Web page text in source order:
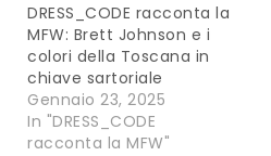
DRESS_CODE racconta la
MFW: Brett Johnson e i
colori della Toscana in
chiave sartoriale
Gennaio 23, 2025
In "DRESS_CODE
racconta la MFW"